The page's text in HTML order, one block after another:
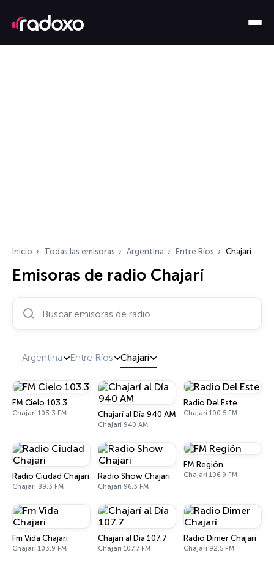
Inicio Todas las emisoras Argentina Entre Ríos Chajarí
Emisoras de radio Chajarí
Buscar emisoras de radio…
Argentina Entre Ríos Chajarí
FM Cielo 103.3
Chajarí 103.3 FM Chajarí al Día 940 AM
Chajarí 940 AM
Radio Del Este
Chajarí 100.5 FM
Radio Ciudad Chajari
Chajarí 89.3 FM
Radio Show Chajari
Chajarí 96.3 FM
FM Región
Chajarí 106.9 FM
Fm Vida Chajari
Chajarí 103.9 FM
Chajarí al Día 107.7
Chajarí 107.7 FM
Radio Dimer Chajarí
Chajarí 92.5 FM